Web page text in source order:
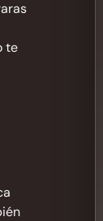
te